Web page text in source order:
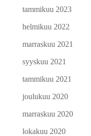
tammikuu 2023
helmikuu 2022
marraskuu 2021
syyskuu 2021
tammikuu 2021
joulukuu 2020
marraskuu 2020
lokakuu 2020